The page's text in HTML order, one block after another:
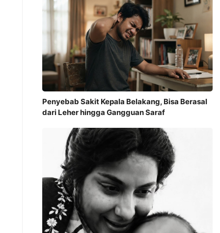
Penyebab Sakit Kepala Belakang, Bisa Berasal
dari Leher hingga Gangguan Saraf